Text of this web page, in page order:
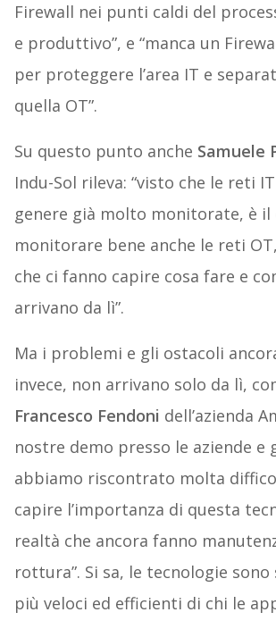
Firewall nei punti caldi del
e produttivo”, e “manca un
per proteggere l’area IT e
quella OT”.
Su questo punto anche Samuele
Indu-Sol rileva: “visto che le reti
genere già molto monitorate, è il
monitorare bene anche le reti
che ci fanno capire cosa fare e
arrivano da lì”.
Ma i problemi e gli ostacoli
invece, non arrivano solo da lì,
Francesco Fendoni dell’azienda
nostre demo presso le aziende e
abbiamo riscontrato molta
capire l’importanza di questa
realtà che ancora fanno
rottura”. Si sa, le tecnologie
più veloci ed efficienti di chi le